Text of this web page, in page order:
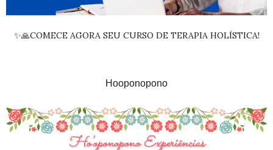
✨🙏COMECE AGORA SEU CURSO DE TERAPIA HOLÍSTICA!
Hooponopono